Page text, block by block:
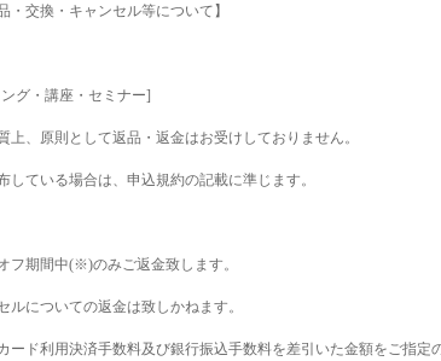
・交換・キャンセル等について】
グ・講座・セミナー]
上、原則として返品・返金はお受けしておりません。
している場合は、申込規約の記載に準じます。
フ期間中(※)のみご返金致します。
ルについての返金は致しかねます。
ード利用決済手数料及び銀行振込手数料を差引いた金額をご指定